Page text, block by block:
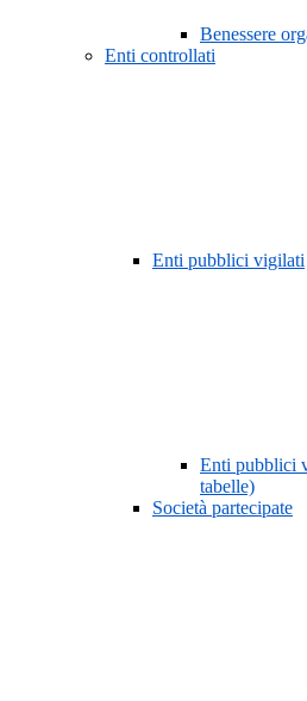
Benessere
Enti controllati
Enti pubblici vigilati
Enti pubblici
tabelle)
Società partecipate